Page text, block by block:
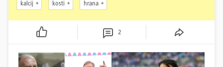
kalcij kosti hrana
2